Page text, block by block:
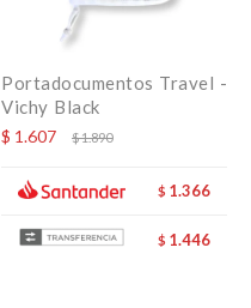
Portadocumentos Travel -
Vichy Black
$ 1.607 $1.890
$ 1.366
$ 1.446